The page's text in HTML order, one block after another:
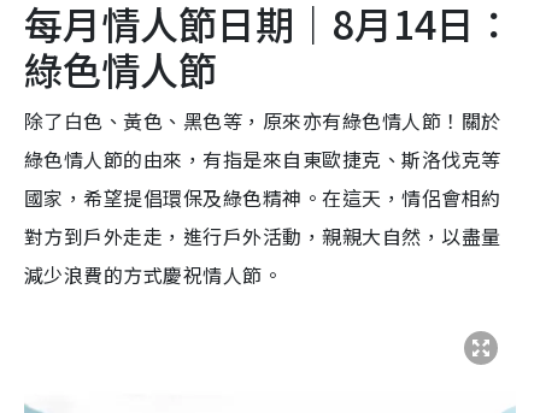
每月情人節日期｜8月14日：
綠色情人節
除了白色、黃色、黑色等，原來亦有綠色情人節！關於
綠色情人節的由來，有指是來自東歐捷克、斯洛伐克等
國家，希望提倡環保及綠色精神。在這天，情侶會相約
對方到戶外走走，進行戶外活動，親親大自然，以盡量
減少浪費的方式慶祝情人節。